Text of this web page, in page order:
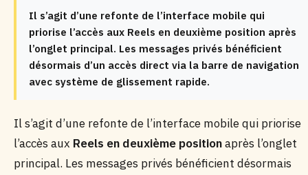
Il s’agit d’une refonte de l’interface mobile qui
priorise l’accès aux Reels en deuxième position après
l’onglet principal. Les messages privés bénéficient
désormais d’un accès direct via la barre de navigation
avec système de glissement rapide.
Il s’agit d’une refonte de l’interface mobile qui priorise
l’accès aux Reels en deuxième positionaprès l’onglet
principal. Les messages privés bénéficient désormais